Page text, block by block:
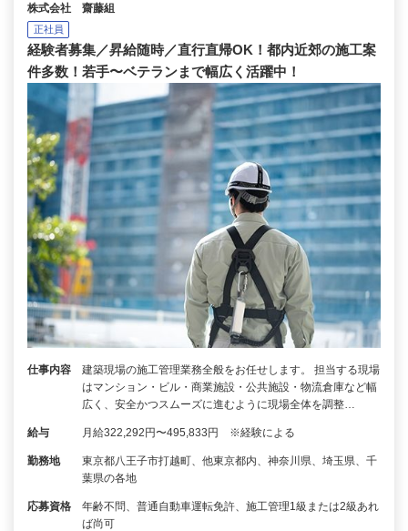
株式会社 齋藤組
正社員
経験者募集／昇給随時／直行直帰OK！都内近郊の施工案
件多数！若手〜ベテランまで幅広く活躍中！
仕事内容
建築現場の施工管理業務全般をお任せします。 担当する現場
はマンション・ビル・商業施設・公共施設・物流倉庫など幅
広く、安全かつスムーズに進むように現場全体を調整…
給与 月給322,292円〜495,833円 ※経験による
勤務地
東京都八王子市打越町、他東京都内、神奈川県、埼玉県、千
葉県の各地
応募資格
年齢不問、普通自動車運転免許、施工管理1級または2級あれ
ば尚可